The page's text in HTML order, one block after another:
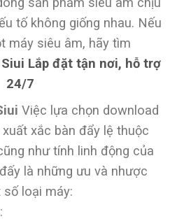
tố không giống nhau. Nếu
máy siêu âm, hãy tìm
Lắp đặt tận nơi, hỗ trợ
24/7
Việc lựa chọn download
xắc bàn đẩy lệ thuộc
như tính linh động của
là những ưu và nhược
loại máy: